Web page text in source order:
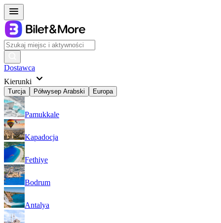
Dostawca
Kierunki
Turcja Półwysep Arabski Europa
Pamukkale
Kapadocja
Fethiye
Bodrum
Antalya